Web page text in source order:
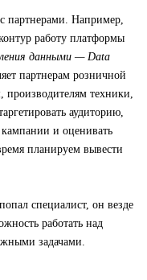
партнерами. Например,
работу платформы
данными — Data
партнерам розничной
техники,
аудиторию,
кампании и оценивать
планируем вывести
специалист, он везде
работать над
задачами.